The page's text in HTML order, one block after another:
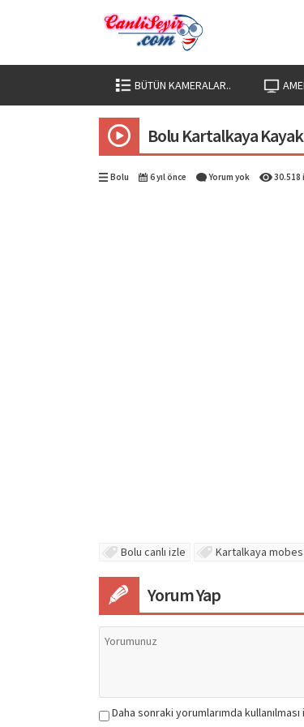
BÜTÜN KAMERALAR..
Bolu Kartalkaya
Bolu 6 yıl önce Yorum yok 30.518
Bolu canlı izle Kartalkaya
Yorum Yap
Daha sonraki yorumlarımda